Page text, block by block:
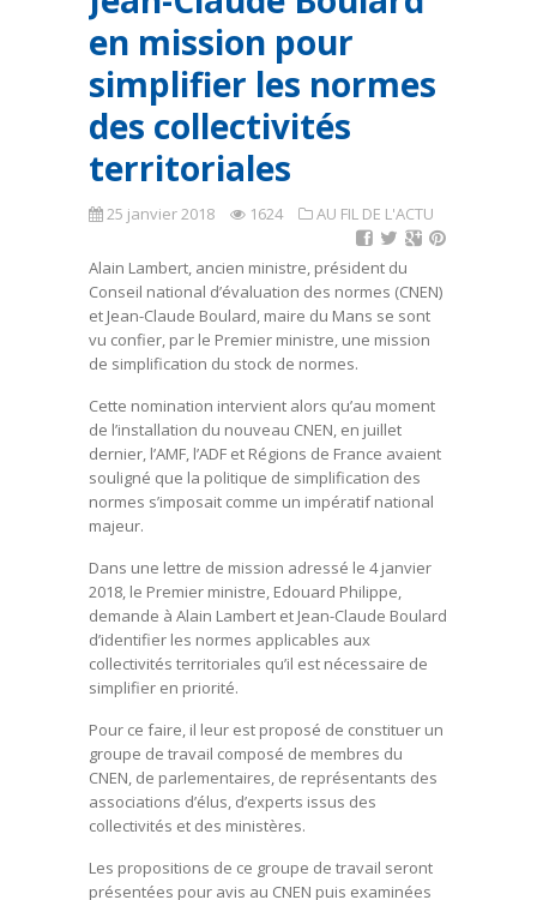
en mission pour
simplifier les normes
des collectivités
territoriales
25 janvier 2018 1624 AU FIL DE L'ACTU
Alain Lambert, ancien ministre, président du
Conseil national d’évaluation des normes (CNEN)
et Jean-Claude Boulard, maire du Mans se sont
vu confier, par le Premier ministre, une mission
de simplification du stock de normes.
Cette nomination intervient alors qu’au moment
de l’installation du nouveau CNEN, en juillet
dernier, l’AMF, l’ADF et Régions de France avaient
souligné que la politique de simplification des
normes s’imposait comme un impératif national
majeur.
Dans une lettre de mission adressé le 4 janvier
2018, le Premier ministre, Edouard Philippe,
demande à Alain Lambert et Jean-Claude Boulard
d’identifier les normes applicables aux
collectivités territoriales qu’il est nécessaire de
simplifier en priorité.
Pour ce faire, il leur est proposé de constituer un
groupe de travail composé de membres du
CNEN, de parlementaires, de représentants des
associations d’élus, d’experts issus des
collectivités et des ministères.
Les propositions de ce groupe de travail seront
présentées pour avis au CNEN puis examinées